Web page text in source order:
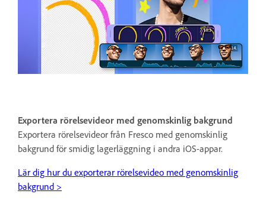
Exportera rörelsevideor med genomskinlig bakgrund
Exportera rörelsevideor från Fresco med genomskinlig
bakgrund för smidig lagerläggning i andra iOS-appar.
Lär dig hur du exporterar rörelsevideo med genomskinlig
bakgrund >